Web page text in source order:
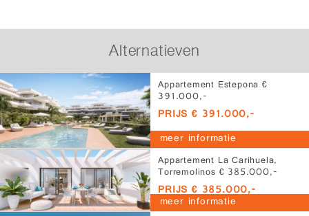
Alternatieven
Appartement Estepona €
391.000,-
PRIJS € 391.000,-
meer informatie
Appartement La Carihuela,
Torremolinos € 385.000,-
PRIJS € 385.000,-
meer informatie